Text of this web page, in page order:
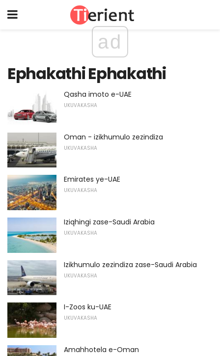
ad
Ephakathi Ephakathi
Qasha imoto e-UAE
UKUVAKASHA
Oman - izikhumulo zezindiza
UKUVAKASHA
Emirates ye-UAE
UKUVAKASHA
Iziqhingi zase-Saudi Arabia
UKUVAKASHA
Izikhumulo zezindiza zase-Saudi Arabia
UKUVAKASHA
I-Zoos ku-UAE
UKUVAKASHA
Amahhotela e-Oman